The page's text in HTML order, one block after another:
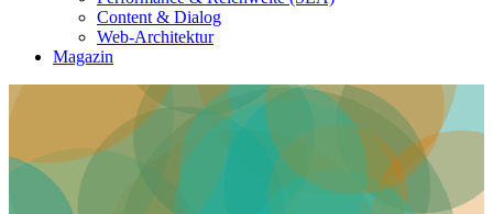
Content & Dialog
Web-Architektur
Magazin